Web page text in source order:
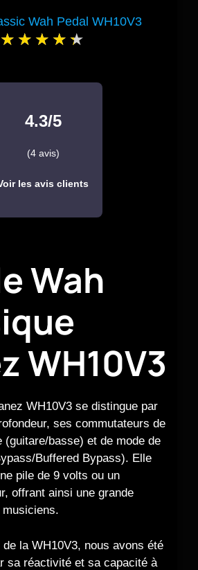
Wah Pedal WH10V3
4.3/5
(4 avis)
les avis clients
Wah
WH10V3
WH10V3 se distingue par
ses commutateurs de
(guitare/basse) et de mode de
Buffered Bypass). Elle
pile de 9 volts ou un
offrant ainsi une grande
la WH10V3, nous avons été
sa réactivité et sa capacité à